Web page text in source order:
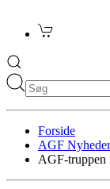
Forside
AGF Nyheder
AGF-truppen